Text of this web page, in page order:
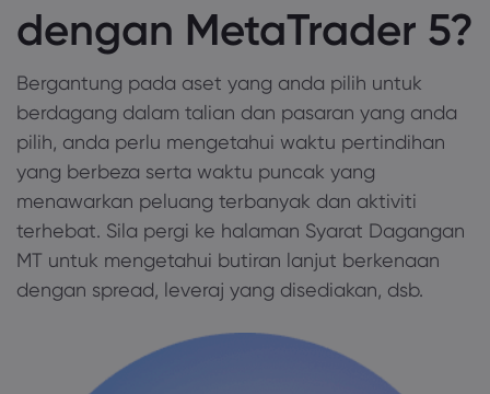
dengan MetaTrader 5?
Bergantung pada aset yang anda pilih untuk
berdagang dalam talian dan pasaran yang anda
pilih, anda perlu mengetahui waktu pertindihan
yang berbeza serta waktu puncak yang
menawarkan peluang terbanyak dan aktiviti
terhebat. Sila pergi ke halaman Syarat Dagangan
MT untuk mengetahui butiran lanjut berkenaan
dengan spread, leveraj yang disediakan, dsb.